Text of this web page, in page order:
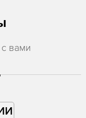
вами